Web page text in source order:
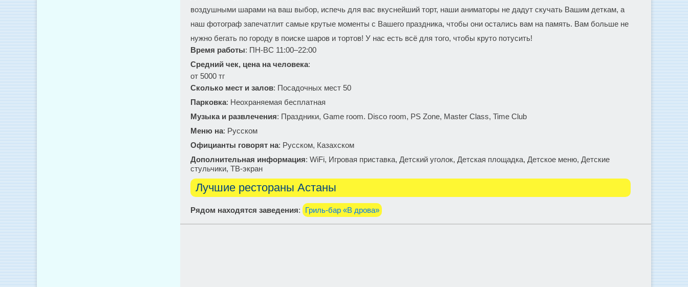
воздушными шарами на ваш выбор, испечь для вас вкуснейший торт, наши аниматоры не дадут скучать Вашим деткам, а
наш фотограф запечатлит самые крутые моменты с Вашего праздника, чтобы они остались вам на память. Вам больше не
нужно бегать по городу в поиске шаров и тортов! У нас есть всё для того, чтобы круто потусить!
Время работы: ПН-ВС 11:00–22:00
Средний чек, цена на человека:
от 5000 тг
Сколько мест и залов: Посадочных мест 50
Парковка: Неохраняемая бесплатная
Музыка и развлечения: Праздники, Game room. Disco room, PS Zone, Master Class, Time Club
Меню на: Русском
Официанты говорят на: Русском, Казахском
Дополнительная информация: WiFi, Игровая приставка, Детский уголок, Детская площадка, Детское меню, Детские
стульчики, ТВ-экран
Лучшие рестораны Астаны
Рядом находятся заведения: Гриль-бар «В дрова»